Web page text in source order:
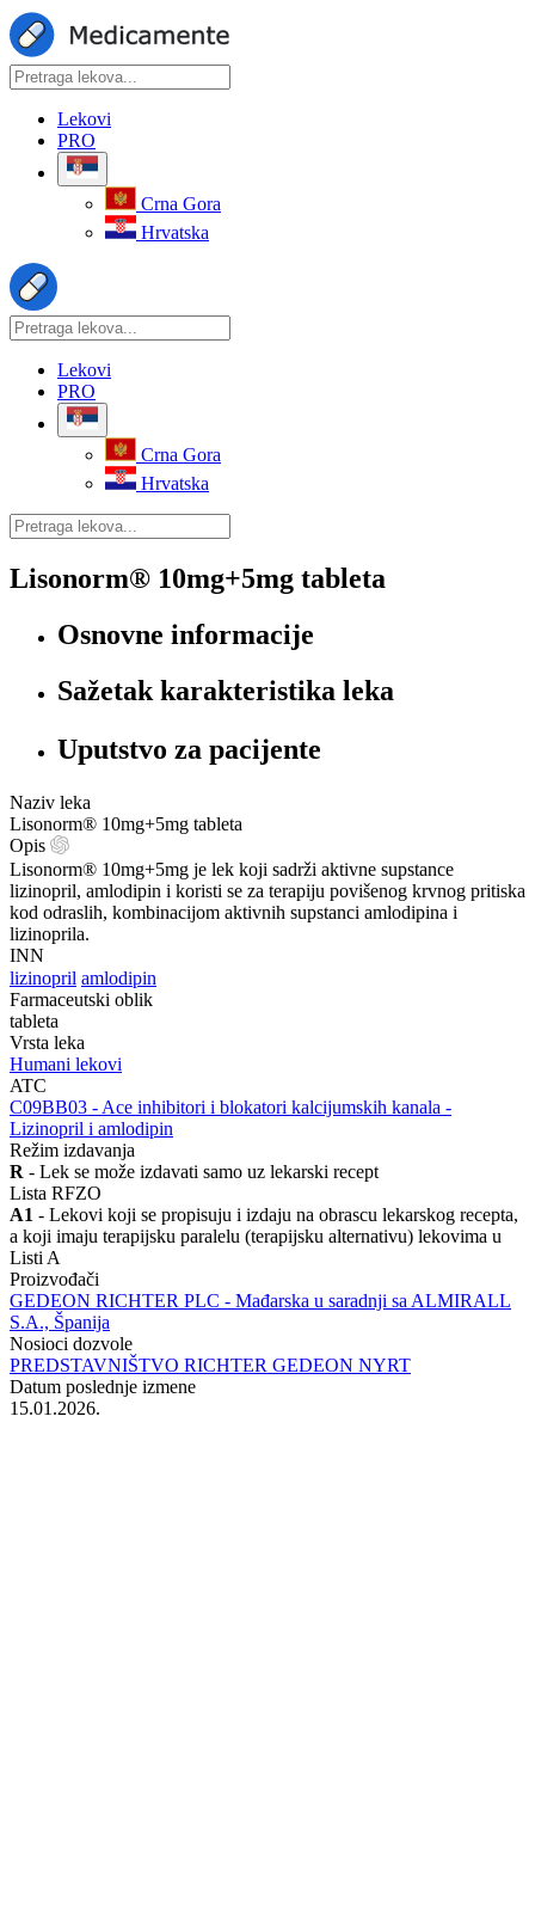
Lekovi
PRO
Crna Gora
Hrvatska
Lekovi
PRO
Crna Gora
Hrvatska
Lisonorm® 10mg+5mg tableta
Osnovne informacije
Sažetak karakteristika leka
Uputstvo za pacijente
Naziv leka
Lisonorm® 10mg+5mg tableta
Opis
Lisonorm® 10mg+5mg je lek koji sadrži aktivne supstance
lizinopril, amlodipin i koristi se za terapiju povišenog krvnog pritiska
kod odraslih, kombinacijom aktivnih supstanci amlodipina i
lizinoprila.
INN
lizinopril amlodipin
Farmaceutski oblik
tableta
Vrsta leka
Humani lekovi
ATC
‍C09BB03 - Ace inhibitori i blokatori kalcijumskih kanala -
Lizinopril i amlodipin
Režim izdavanja
R - Lek se može izdavati samo uz lekarski recept
Lista RFZO
A1 - Lekovi koji se propisuju i izdaju na obrascu lekarskog recepta,
a koji imaju terapijsku paralelu (terapijsku alternativu) lekovima u
Listi A
Proizvođači
GEDEON RICHTER PLC - Mađarska u saradnji sa ALMIRALL
S.A., Španija
Nosioci dozvole
PREDSTAVNIŠTVO RICHTER GEDEON NYRT
Datum poslednje izmene
15.01.2026.